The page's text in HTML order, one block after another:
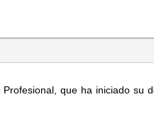
que ha iniciado su